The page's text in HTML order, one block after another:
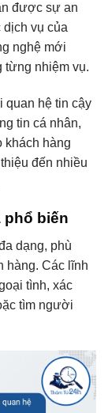
được sự an
dịch vụ của
nghệ mới
từng nhiệm vụ.
quan hệ tin cậy
tin cá nhân,
khách hàng
đến nhiều
phổ biến
dạng, phù
hàng. Các lĩnh
tình, xác
tìm người